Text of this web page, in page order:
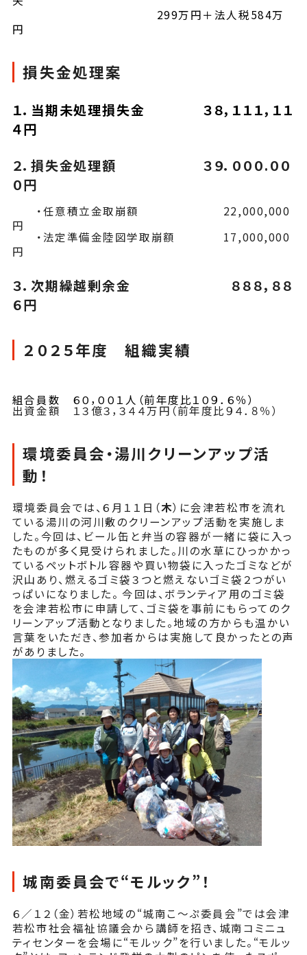
299万円＋法人税584万
円
損失金処理案
１．当期未処理損失金 ３８，１１１，１１
４円
２．損失金処理額 ３９．０００.００
０円
・任意積立金取崩額 22,000,000
円
・法定準備金陸図学取崩額 17,000,000
円
３．次期繰越剰余金 ８８８，８８
６円
２０２５年度 組織実績
組合員数 ６０，００１人（前年度比１０９．６％）
出資金額 １３億３，３４４万円（前年度比９４．８％）
環境委員会・湯川クリーンアップ活
動！
環境委員会では、６月１１日（木）に会津若松市を流れ
ている湯川の河川敷のクリーンアップ活動を実施しま
した。今回は、ビール缶と弁当の容器が一緒に袋に入っ
たものが多く見受けられました。川の水草にひっかかっ
ているペットボトル容器や買い物袋に入ったゴミなどが
沢山あり、燃えるゴミ袋３つと燃えないゴミ袋２つがい
っぱいになりました。 今回は、ボランティア用のゴミ袋
を会津若松市に申請して、ゴミ袋を事前にもらってのク
リーンアップ活動となりました。地域の方からも温かい
言葉をいただき、参加者からは実施して良かったとの声
がありました。
城南委員会で“モルック”！
６／１２（金）若松地域の“城南こ～ぷ委員会”では会津
若松市社会福祉協議会から講師を招き、城南コミニュ
ティセンターを会場に“モルック”を行いました。“モルッ